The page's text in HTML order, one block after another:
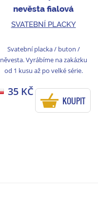
nevěsta fialová
SVATEBNÍ PLACKY
Svatební placka / buton /
něvesta. Vyrábíme na zakázku
od 1 kusu až po velké série.
35 KČ
KOUPIT